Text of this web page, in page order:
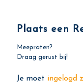
Plaats een
Meepraten?
Draag gerust bij!
Je moet ingelogd